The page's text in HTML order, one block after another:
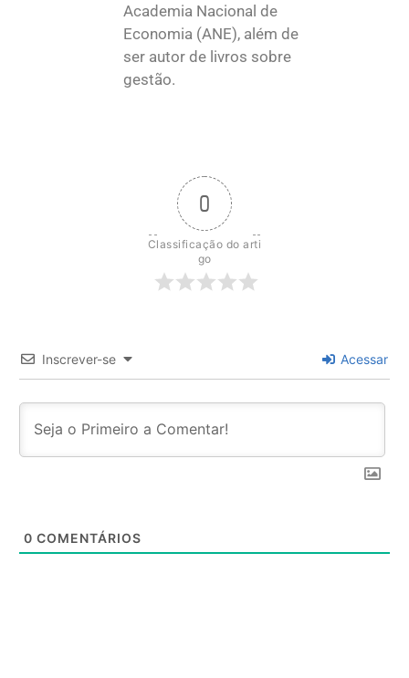
Academia Nacional de
Economia (ANE), além de
ser autor de livros sobre
gestão.
0
Classificação do arti
go
Inscrever-se Acessar
0 COMENTÁRIOS